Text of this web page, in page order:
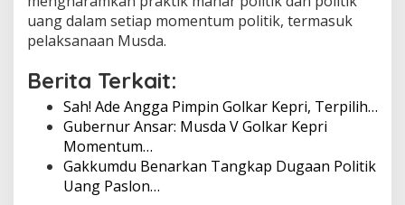
a
r
uang dalam setiap momentum politik, termasuk
pelaksanaan Musda.
Berita Terkait:
Sah! Ade Angga Pimpin Golkar Kepri, Terpilih…
Gubernur Ansar: Musda V Golkar Kepri
Momentum…
Gakkumdu Benarkan Tangkap Dugaan Politik
Uang Paslon…